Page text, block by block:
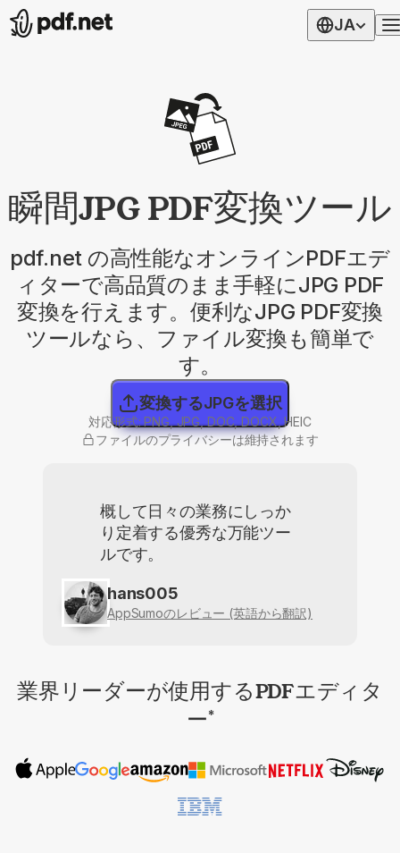
JA
瞬間JPG PDF変換ツール
pdf.net の高性能なオンラインPDFエデ
ィターで高品質のまま手軽にJPG PDF
変換を行えます。便利なJPG PDF変換
ツールなら、ファイル変換も簡単で
す。
変換するJPGを選択
対応形式: PNG, JPG, DOC, DOCX, HEIC
ファイルのプライバシーは維持されます
概して日々の業務にしっか
り定着する優秀な万能ツー
ルです。
hans005
AppSumoのレビュー (英語から翻訳)
業界リーダーが使用するPDFエディタ
ー*